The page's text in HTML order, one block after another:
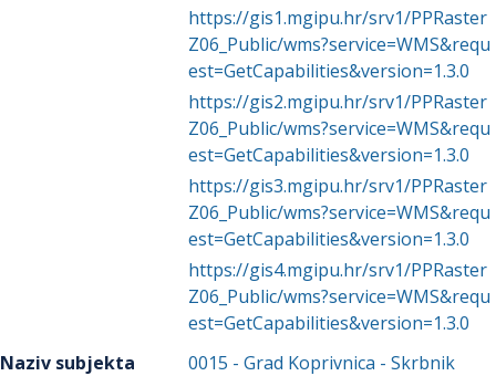
https://gis1.mgipu.hr/srv1/PPRaster
Z06_Public/wms?service=WMS&requ
est=GetCapabilities&version=1.3.0
https://gis2.mgipu.hr/srv1/PPRaster
Z06_Public/wms?service=WMS&requ
est=GetCapabilities&version=1.3.0
https://gis3.mgipu.hr/srv1/PPRaster
Z06_Public/wms?service=WMS&requ
est=GetCapabilities&version=1.3.0
https://gis4.mgipu.hr/srv1/PPRaster
Z06_Public/wms?service=WMS&requ
est=GetCapabilities&version=1.3.0
Naziv subjekta
0015 -Grad Koprivnica - Skrbnik